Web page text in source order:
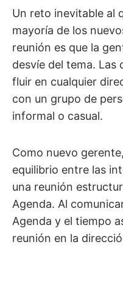
Un reto inevitable al
mayoría de los
reunión es que la
desvíe del tema. Las
fluir en cualquier
con un grupo de
informal o casual.
Como nuevo
equilibrio entre las
una reunión
Agenda. Al
Agenda y el tiempo
reunión en la